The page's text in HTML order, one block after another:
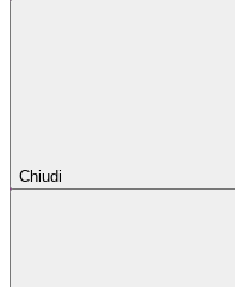
Chiudi